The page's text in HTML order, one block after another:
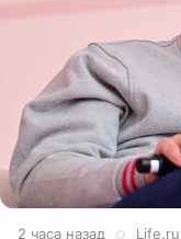
2 часа назад Life.ru